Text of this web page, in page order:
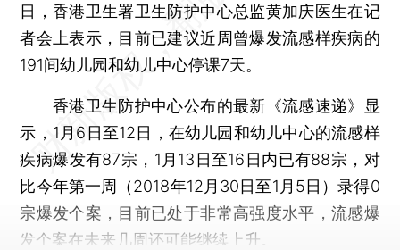
日，香港卫生署卫生防护中心总监黄加庆医生在记
者会上表示，目前已建议近周曾爆发流感样疾病的
191间幼儿园和幼儿中心停课7天。
香港卫生防护中心公布的最新《流感速递》显
示，1月6日至12日，在幼儿园和幼儿中心的流感样
疾病爆发有87宗，1月13日至16日内已有88宗，对
比今年第一周（2018年12月30日至1月5日）录得0
宗爆发个案，目前已处于非常高强度水平，流感爆
发个案在未来几周还可能继续上升。